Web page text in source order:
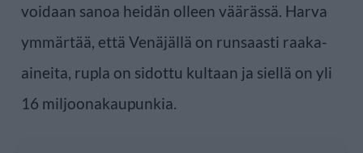
voidaan sanoa heidän olleen väärässä. Harva
ymmärtää, että Venäjällä on runsaasti raaka-
aineita, rupla on sidottu kultaan ja siellä on yli
16 miljoonakaupunkia.